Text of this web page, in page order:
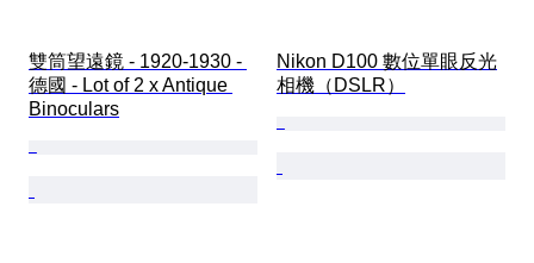
雙筒望遠鏡 - 1920-1930 -
德國 - Lot of 2 x Antique
Binoculars
Nikon D100 數位單眼反光
相機（DSLR）